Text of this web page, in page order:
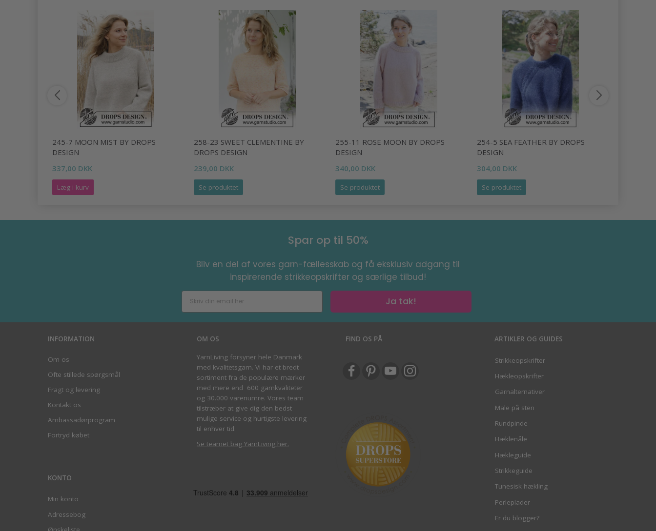
245-7 MOON MIST BY DROPS
DESIGN
337,00 DKK
Læg i kurv
258-23 SWEET CLEMENTINE BY
DROPS DESIGN
239,00 DKK
Se produktet
255-11 ROSE MOON BY DROPS
DESIGN
340,00 DKK
Se produktet
254-5 SEA FEATHER BY DROPS
DESIGN
304,00 DKK
Se produktet
Spar op til 50%
Bliv en del af vores garn-fællesskab og få eksklusiv adgang til
inspirerende strikkeopskrifter og særlige tilbud!
Ja tak!
INFORMATION
Om os
Ofte stillede spørgsmål
Fragt og levering
Kontakt os
Ambassadørprogram
Fortryd købet
KONTO
Min konto
Adressebog
OM OS
YarnLiving forsyner hele Danmark
med kvalitetsgarn. Vi har et bredt
sortiment fra de populære mærker
med mere end 600 garnkvaliteter
og 30.000 varenumre. Vores team
tilstræber at give dig den bedst
mulige service og hurtigste levering
til enhver tid.
Se teamet bag YarnLiving her.
FIND OS PÅ ARTIKLER OG GUIDES
Strikkeopskrifter
Hækleopskrifter
Garnalternativer
Male på sten
Rundpinde
Hæklenåle
Hækleguide
Strikkeguide
Tunesisk hækling
Perleplader
Er du blogger?